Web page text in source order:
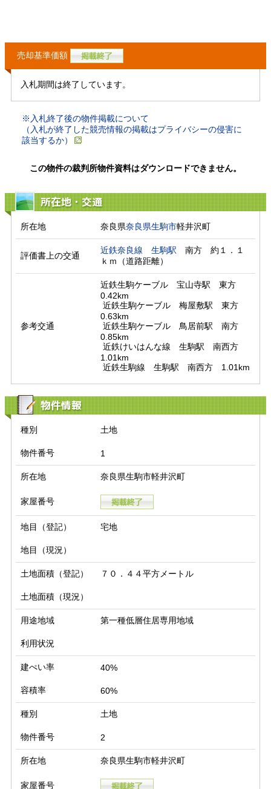
売却基準価額
入札期間は終了しています。
※入札終了後の物件掲載について
（入札が終了した競売情報の掲載はプライバシーの侵害に
該当するか）
この物件の裁判所物件資料はダウンロードできません。
所在地・交通
所在地 奈良県奈良県生駒市軽井沢町
評価書上の交通
近鉄奈良線 生駒駅 南方　約１．１
ｋｍ（道路距離）
参考交通
近鉄生駒ケーブル　宝山寺駅　東方
0.42km
0.63km
0.85km
1.01km
近鉄生駒線　生駒駅　南西方　1.01km
物件情報
種別 土地
物件番号 1
所在地 奈良県生駒市軽井沢町
家屋番号
地目（登記） 宅地
地目（現況）
土地面積（登記） ７０．４４平方メートル
土地面積（現況）
用途地域 第一種低層住居専用地域
利用状況
建ぺい率 40%
容積率 60%
種別 土地
物件番号 2
所在地 奈良県生駒市軽井沢町
家屋番号